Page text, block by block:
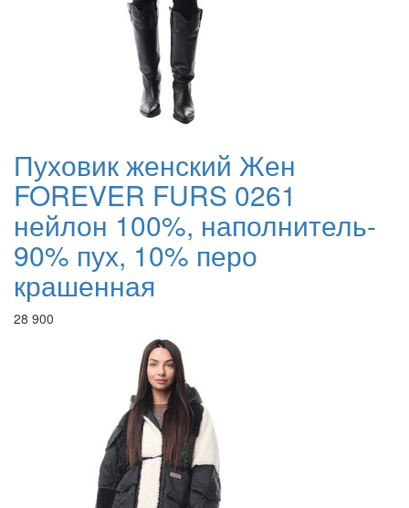
Пуховик женский Жен
FOREVER FURS 0261
нейлон 100%, наполнитель-
90% пух, 10% перо
крашенная
28 900